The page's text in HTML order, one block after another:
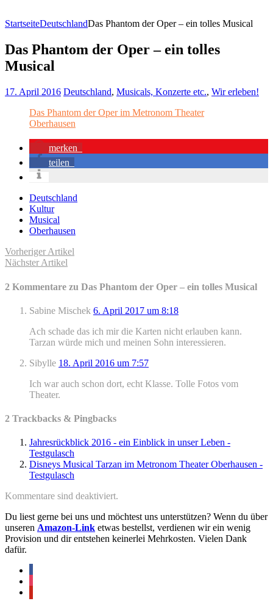
StartseiteDeutschlandDas Phantom der Oper – ein tolles Musical
Das Phantom der Oper – ein tolles
Musical
17. April 2016 Deutschland, Musicals, Konzerte etc., Wir erleben!
Das Phantom der Oper im Metronom Theater
Oberhausen
merken
teilen
Deutschland
Kultur
Musical
Oberhausen
Vorheriger Artikel
Nächster Artikel
2 Kommentare zu Das Phantom der Oper – ein tolles Musical
Sabine Mischek 6. April 2017 um 8:18
Ach schade das ich mir die Karten nicht erlauben kann.
Tarzan würde mich und meinen Sohn interessieren.
Sibylle 18. April 2016 um 7:57
Ich war auch schon dort, echt Klasse. Tolle Fotos vom
Theater.
2 Trackbacks & Pingbacks
Jahresrückblick 2016 - ein Einblick in unser Leben -
Testgulasch
Disneys Musical Tarzan im Metronom Theater Oberhausen -
Testgulasch
Kommentare sind deaktiviert.
Du liest gerne bei uns und möchtest uns unterstützen? Wenn du über
unseren Amazon-Link etwas bestellst, verdienen wir ein wenig
Provision und dir entstehen keinerlei Mehrkosten. Vielen Dank
dafür.